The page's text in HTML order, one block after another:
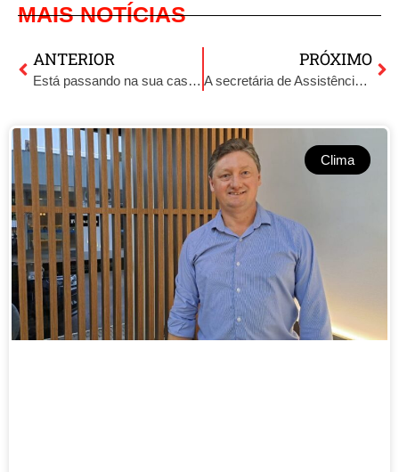
MAIS NOTÍCIAS
ANTERIOR
Está passando na sua casa o carro da Picobom, trazendo as delícias deste verão!
PRÓXIMO
A secretária de Assistência Social, Lia Tiemann, falou sobre importantes iniciativas voltadas ao cuidado e ao acolhimento das mães do município.
Clima